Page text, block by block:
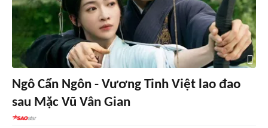
Ngô Cẩn Ngôn - Vương Tinh Việt lao đao
sau Mặc Vũ Vân Gian